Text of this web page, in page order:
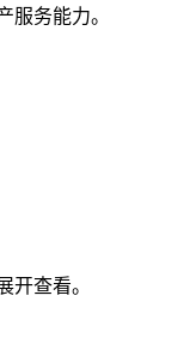
服务能力。
开查看。